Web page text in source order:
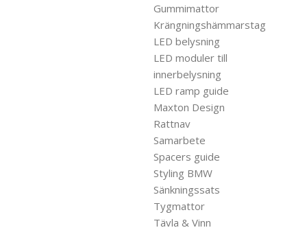
Gummimattor
Krängningshämmarstag
LED belysning
LED moduler till
innerbelysning
LED ramp guide
Maxton Design
Rattnav
Samarbete
Spacers guide
Styling BMW
Sänkningssats
Tygmattor
Tävla & Vinn